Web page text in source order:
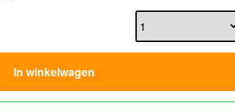
In winkelwagen